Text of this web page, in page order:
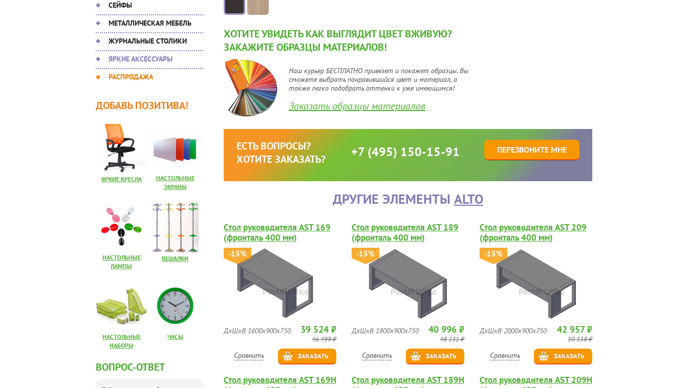
СЕЙФЫ
МЕТАЛЛИЧЕСКАЯ МЕБЕЛЬ
ЖУРНАЛЬНЫЕ СТОЛИКИ
ЯРКИЕ АКСЕССУАРЫ
РАСПРОДАЖА
ДОБАВЬ ПОЗИТИВА!
ЯРКИЕ КРЕСЛА
НАСТОЛЬНЫЕ
ЭКРАНЫ
НАСТОЛЬНЫЕ
ЛАМПЫ
ВЕШАЛКИ
НАСТОЛЬНЫЕ
НАБОРЫ
ЧАСЫ
ВОПРОС-ОТВЕТ
ХОТИТЕ УВИДЕТЬ КАК ВЫГЛЯДИТ ЦВЕТ ВЖИВУЮ?
ЗАКАЖИТЕ ОБРАЗЦЫ МАТЕРИАЛОВ!
Наш курьер БЕСПЛАТНО привезет и покажет образцы. Вы
сможете выбрать понравившийся цвет и материал, а
также легко подобрать оттенки к уже имеющимся!
Заказать образцы материалов
ЕСТЬ ВОПРОСЫ?
ХОТИТЕ ЗАКАЗАТЬ?
+7 (495) 150-15-91 ПЕРЕЗВОНИТЕ МНЕ
ДРУГИЕ ЭЛЕМЕНТЫ ALTO
Стол руководителя AST 169
(фронталь 400 мм)
-15%
ДхШхВ 1600х900х750 39 524 ₽
46 499 ₽
Сравнить ЗАКАЗАТЬ
Стол руководителя AST 189
(фронталь 400 мм)
-15%
ДхШхВ 1800х900х750 40 996 ₽
48 231 ₽
Сравнить ЗАКАЗАТЬ
Стол руководителя AST 209
(фронталь 400 мм)
-15%
ДхШхВ 2000х900х750 42 957 ₽
50 538 ₽
Сравнить ЗАКАЗАТЬ
Стол руководителя AST 169H
Стол руководителя AST 189H
Стол руководителя AST 209H